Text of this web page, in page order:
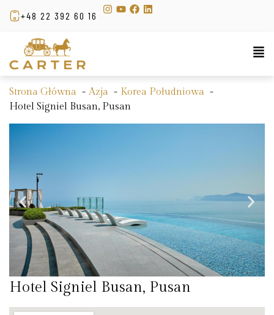
+48 22 392 60 16
Strona Główna Azja
Korea Południowa
Hotel Signiel Busan, Pusan
Hotel Signiel Busan, Pusan